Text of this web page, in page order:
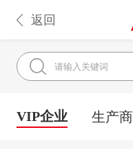
返回
VIP企业 生产商